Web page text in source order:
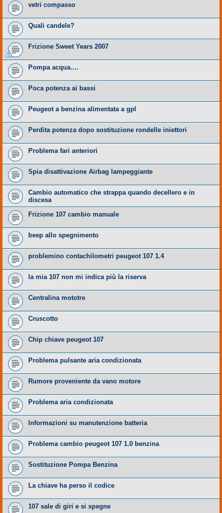
vetri compasso
Quali candele?
Frizione Sweet Years 2007
Pompa acqua....
Poca potenza ai bassi
Peugeot a benzina alimentata a gpl
Perdita potenza dopo sostituzione rondelle iniettori
Problema fari anteriori
Spia disattivazione Airbag lampeggiante
Cambio automatico che strappa quando decellero e in
discesa
Frizione 107 cambio manuale
beep allo spegnimento
problemino contachilometri peugeot 107 1.4
la mia 107 non mi indica più la riserva
Centralina mototre
Cruscotto
Chip chiave peugeot 107
Problema pulsante aria condizionata
Rumore proveniente da vano motore
Problema aria condizionata
Informazioni su manutenzione batteria
Problema cambio peugeot 107 1.0 benzina
Sostituzione Pompa Benzina
La chiave ha perso il codice
107 sale di giri e si spegne